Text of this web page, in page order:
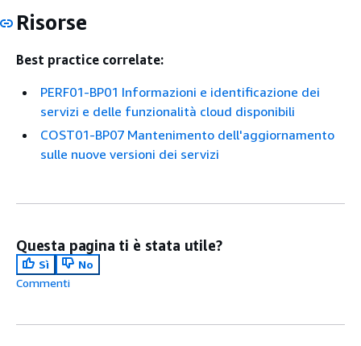
Risorse
Best practice correlate:
PERF01-BP01 Informazioni e identificazione dei
servizi e delle funzionalità cloud disponibili
COST01-BP07 Mantenimento dell'aggiornamento
sulle nuove versioni dei servizi
Questa pagina ti è stata utile?
Sì
No
Commenti